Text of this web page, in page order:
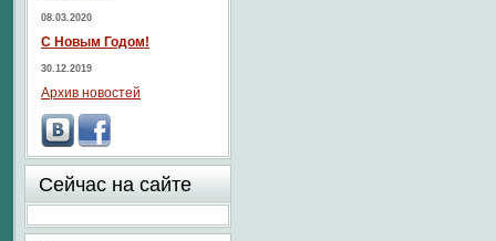
08.03.2020
С Новым Годом!
30.12.2019
Архив новостей
Сейчас на сайте